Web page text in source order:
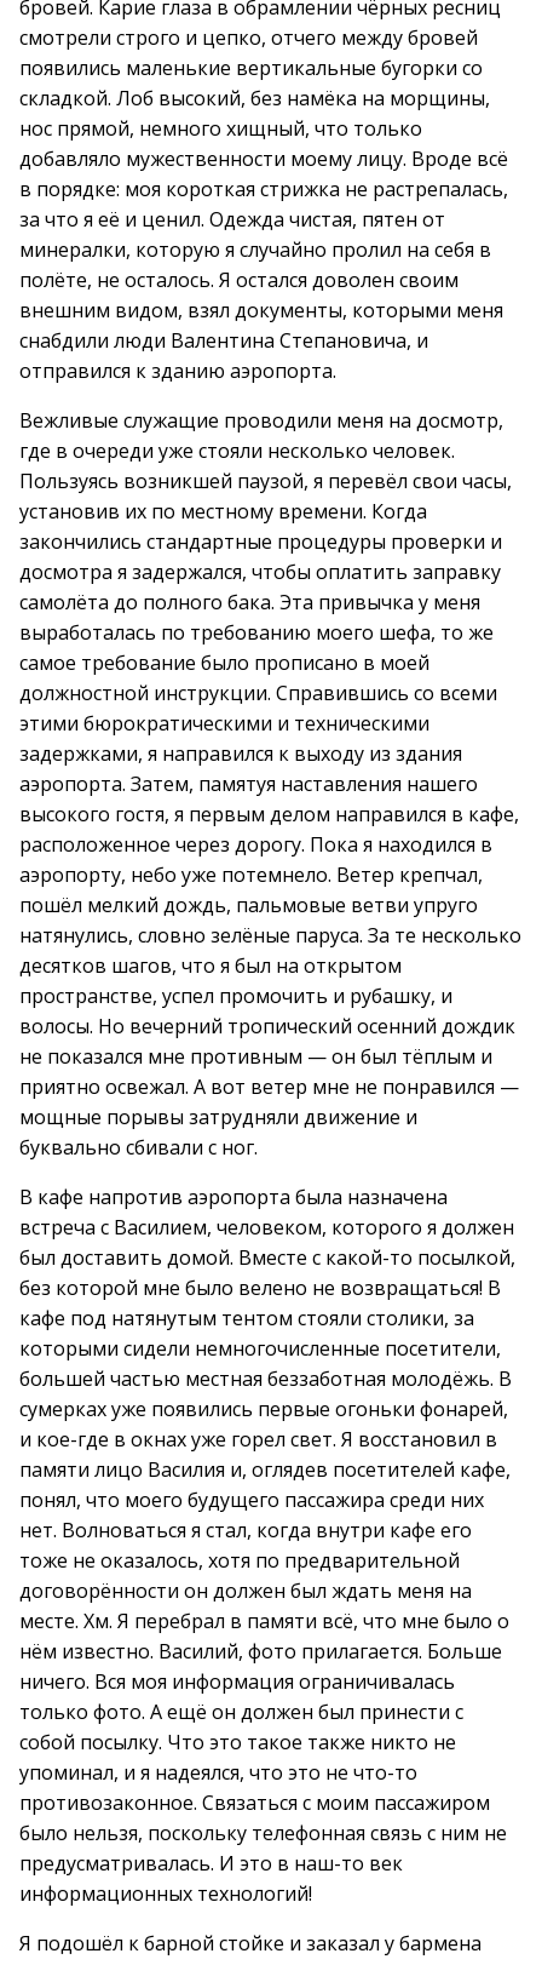
бровей. Карие глаза в обрамлении чёрных ресниц
смотрели строго и цепко, отчего между бровей
появились маленькие вертикальные бугорки со
складкой. Лоб высокий, без намёка на морщины,
нос прямой, немного хищный, что только
добавляло мужественности моему лицу. Вроде всё
в порядке: моя короткая стрижка не растрепалась,
за что я её и ценил. Одежда чистая, пятен от
минералки, которую я случайно пролил на себя в
полёте, не осталось. Я остался доволен своим
внешним видом, взял документы, которыми меня
снабдили люди Валентина Степановича, и
отправился к зданию аэропорта.
Вежливые служащие проводили меня на досмотр,
где в очереди уже стояли несколько человек.
Пользуясь возникшей паузой, я перевёл свои часы,
установив их по местному времени. Когда
закончились стандартные процедуры проверки и
досмотра я задержался, чтобы оплатить заправку
самолёта до полного бака. Эта привычка у меня
выработалась по требованию моего шефа, то же
самое требование было прописано в моей
должностной инструкции. Справившись со всеми
этими бюрократическими и техническими
задержками, я направился к выходу из здания
аэропорта. Затем, памятуя наставления нашего
высокого гостя, я первым делом направился в кафе,
расположенное через дорогу. Пока я находился в
аэропорту, небо уже потемнело. Ветер крепчал,
пошёл мелкий дождь, пальмовые ветви упруго
натянулись, словно зелёные паруса. За те несколько
десятков шагов, что я был на открытом
пространстве, успел промочить и рубашку, и
волосы. Но вечерний тропический осенний дождик
не показался мне противным — он был тёплым и
приятно освежал. А вот ветер мне не понравился —
мощные порывы затрудняли движение и
буквально сбивали с ног.
В кафе напротив аэропорта была назначена
встреча с Василием, человеком, которого я должен
был доставить домой. Вместе с какой-то посылкой,
без которой мне было велено не возвращаться! В
кафе под натянутым тентом стояли столики, за
которыми сидели немногочисленные посетители,
большей частью местная беззаботная молодёжь. В
сумерках уже появились первые огоньки фонарей,
и кое-где в окнах уже горел свет. Я восстановил в
памяти лицо Василия и, оглядев посетителей кафе,
понял, что моего будущего пассажира среди них
нет. Волноваться я стал, когда внутри кафе его
тоже не оказалось, хотя по предварительной
договорённости он должен был ждать меня на
месте. Хм. Я перебрал в памяти всё, что мне было о
нём известно. Василий, фото прилагается. Больше
ничего. Вся моя информация ограничивалась
только фото. А ещё он должен был принести с
собой посылку. Что это такое также никто не
упоминал, и я надеялся, что это не что-то
противозаконное. Связаться с моим пассажиром
было нельзя, поскольку телефонная связь с ним не
предусматривалась. И это в наш-то век
информационных технологий!
Я подошёл к барной стойке и заказал у бармена